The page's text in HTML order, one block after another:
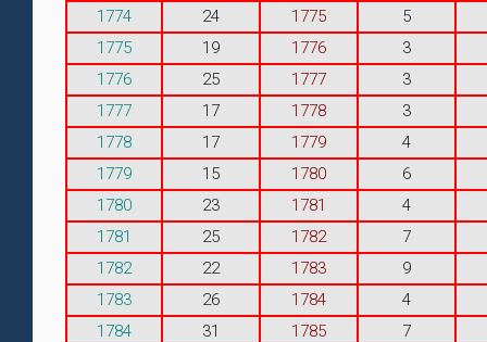
1774 24 1775
5
1775
19 1776
3
1776
25 1777
3
1777
17 1778
3
1778
17 1779
4
1779
15 1780
6
1780
23 1781
4
1781
25 1782
7
1782
22 1783
9
1783
26 1784
4
1784
31 1785
7